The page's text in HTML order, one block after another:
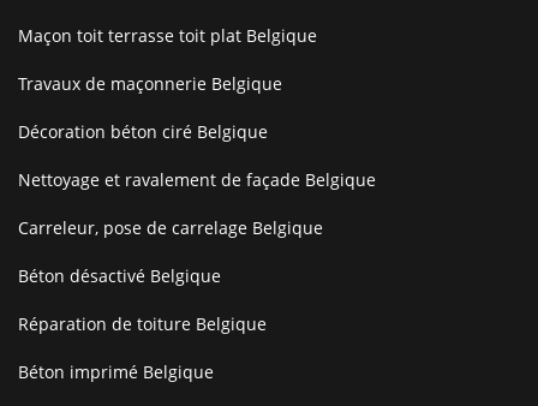
Maçon toit terrasse toit plat Belgique
Travaux de maçonnerie Belgique
Décoration béton ciré Belgique
Nettoyage et ravalement de façade Belgique
Carreleur, pose de carrelage Belgique
Béton désactivé Belgique
Réparation de toiture Belgique
Béton imprimé Belgique